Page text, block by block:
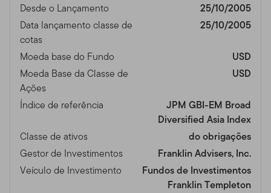
Desde o Lançamento
25/10/2005
Data lançamento classe de
cotas
25/10/2005
Moeda base do Fundo
USD
Moeda Base da Classe de
Ações
USD
Índice de referência
JPM GBI-EM Broad
Diversified Asia Index
Classe de ativos
do obrigações
Gestor de Investimentos
Franklin Advisers, Inc.
Veículo de Investimento
Fundos de Investimentos
Franklin Templeton